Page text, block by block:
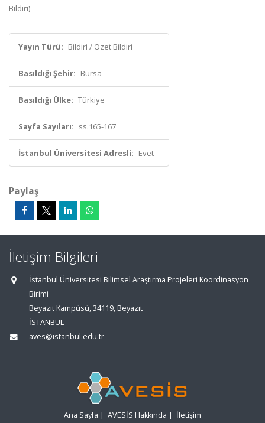
Bildiri)
Yayın Türü: Bildiri / Özet Bildiri
Basıldığı Şehir: Bursa
Basıldığı Ülke: Türkiye
Sayfa Sayıları: ss.165-167
İstanbul Üniversitesi Adresli: Evet
Paylaş
İletişim Bilgileri
İstanbul Üniversitesi Bilimsel Araştırma Projeleri Koordinasyon
Birimi
Beyazıt Kampüsü, 34119, Beyazıt
İSTANBUL
aves@istanbul.edu.tr
Ana Sayfa | AVESİS Hakkında | İletişim